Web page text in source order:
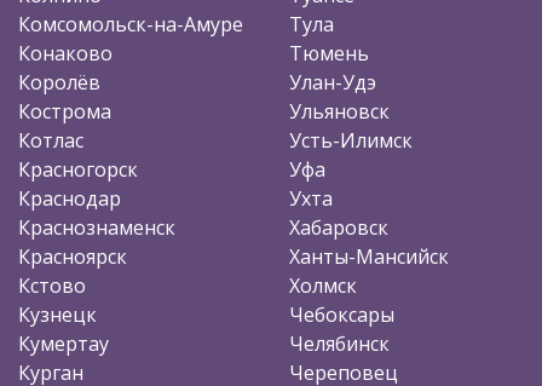
Комсомольск-на-Амуре
Конаково
Королёв
Кострома
Котлас
Красногорск
Краснодар
Краснознаменск
Красноярск
Кстово
Кузнецк
Кумертау
Курган
Тула
Тюмень
Улан-Удэ
Ульяновск
Усть-Илимск
Уфа
Ухта
Хабаровск
Ханты-Мансийск
Холмск
Чебоксары
Челябинск
Череповец